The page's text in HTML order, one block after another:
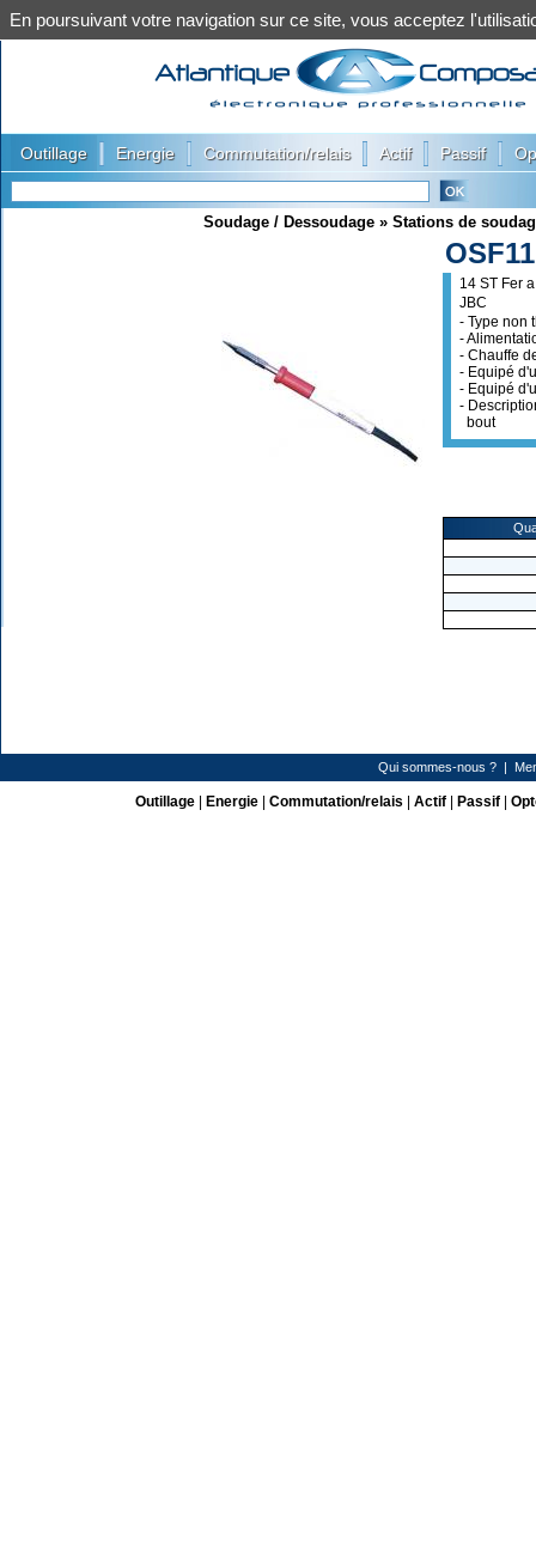
Outillage Energie Commutation/relais Actif Passif
Soudage / Dessoudage » Stations de
OSF11
14 ST Fer
JBC
- Type non
-
- Chauffe
- Equipé
- Equipé
-
bout
Qui sommes-nous ?|
Outillage| Energie| Commutation/relais Actif| Passif|
En poursuivant votre navigation sur ce site, vous acceptez